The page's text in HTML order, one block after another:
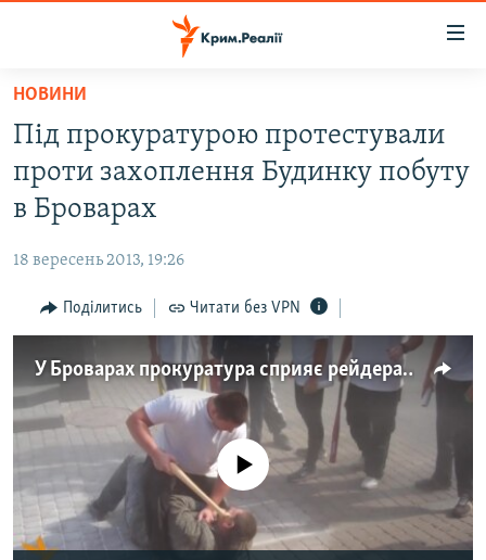
Перейти
основного
матеріалу
Перейти
до
основної
навігації
Перейти
до
пошуку
ВОДА.КРИМ
ВІДЕО ТА ФОТО
БЛОГИ
ПОГЛЯД
ВСЕ ЗА ДЕНЬ
СПЕЦПРОЕКТИ
ДЕПОРТАЦІЯ
ВІДЕОУРОКИ «ELIFBE»
СВІДЧЕННЯ ОКУПАЦІЇ
ЯК ОБІЙТИ БЛОКУВАННЯ
Русский
НОВИНИ
Під прокуратурою протестували
проти захоплення Будинку побуту
в Броварах
18 вересень 2013, 19:26
Поділитись Читати без VPN
У Броварах прокуратура сприяє рейдерам?
No media source currently available